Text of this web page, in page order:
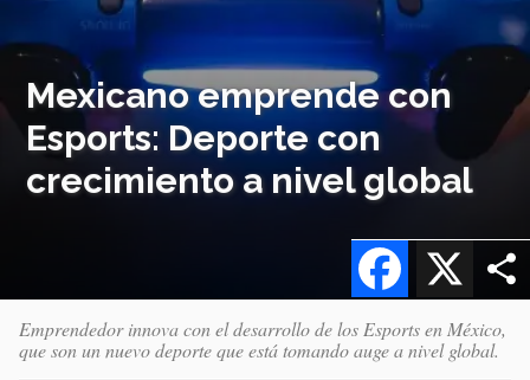
Mexicano emprende con
Esports: Deporte con
crecimiento a nivel global
X
Facebook
Emprendedor innova con el desarrollo de los Esports en México,
que son un nuevo deporte que está tomando auge a nivel global.